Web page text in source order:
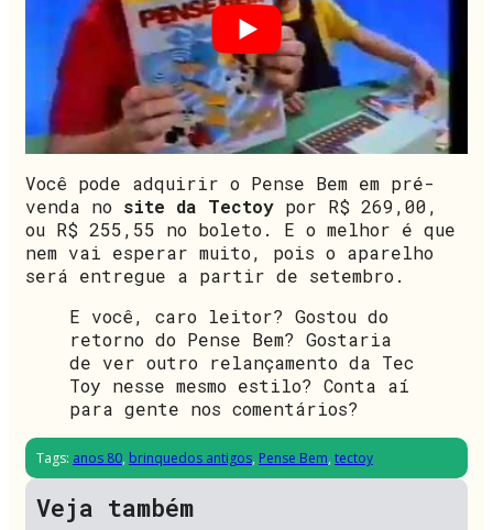
Você pode adquirir o Pense Bem em pré-
venda no site da Tectoy por R$ 269,00,
ou R$ 255,55 no boleto. E o melhor é que
nem vai esperar muito, pois o aparelho
será entregue a partir de setembro.
E você, caro leitor? Gostou do
retorno do Pense Bem? Gostaria
de ver outro relançamento da Tec
Toy nesse mesmo estilo? Conta aí
para gente nos comentários?
Tags: anos 80, brinquedos antigos, Pense Bem, tectoy
Veja também